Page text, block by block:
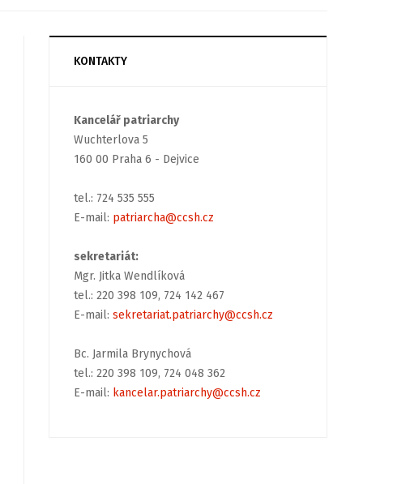
KONTAKTY
Kancelář patriarchy
Wuchterlova 5
160 00 Praha 6 - Dejvice
tel.: 724 535 555
E-mail: patriarcha@ccsh.cz
sekretariát:
Mgr. Jitka Wendlíková
tel.: 220 398 109, 724 142 467
E-mail: sekretariat.patriarchy@ccsh.cz
Bc. Jarmila Brynychová
tel.: 220 398 109, 724 048 362
E-mail: kancelar.patriarchy@ccsh.cz